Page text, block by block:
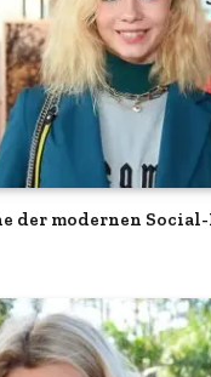
der modernen